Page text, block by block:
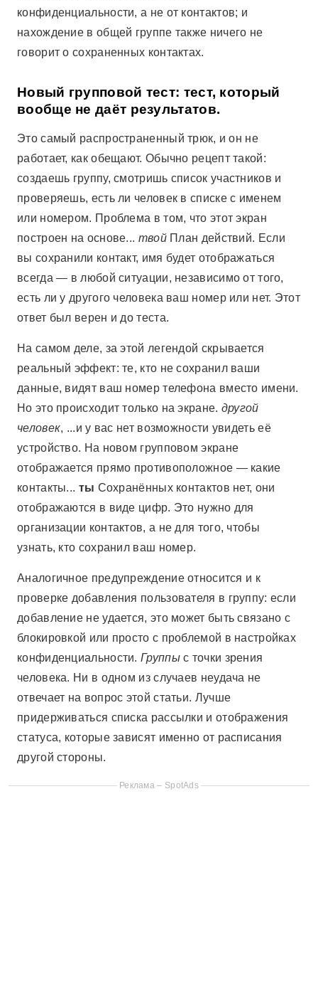
конфиденциальности, а не от контактов; и
нахождение в общей группе также ничего не
говорит о сохраненных контактах.
Новый групповой тест: тест, который
вообще не даёт результатов.
Это самый распространенный трюк, и он не
работает, как обещают. Обычно рецепт такой:
создаешь группу, смотришь список участников и
проверяешь, есть ли человек в списке с именем
или номером. Проблема в том, что этот экран
построен на основе... твойПлан действий. Если
вы сохранили контакт, имя будет отображаться
всегда — в любой ситуации, независимо от того,
есть ли у другого человека ваш номер или нет. Этот
ответ был верен и до теста.
На самом деле, за этой легендой скрывается
реальный эффект: те, кто не сохранил ваши
данные, видят ваш номер телефона вместо имени.
Но это происходит только на экране. другой
человек, ...и у вас нет возможности увидеть её
устройство. На новом групповом экране
отображается прямо противоположное — какие
контакты... ты Сохранённых контактов нет, они
отображаются в виде цифр. Это нужно для
организации контактов, а не для того, чтобы
узнать, кто сохранил ваш номер.
Аналогичное предупреждение относится и к
проверке добавления пользователя в группу: если
добавление не удается, это может быть связано с
блокировкой или просто с проблемой в настройках
конфиденциальности.Группыс точки зрения
человека. Ни в одном из случаев неудача не
отвечает на вопрос этой статьи. Лучше
придерживаться списка рассылки и отображения
статуса, которые зависят именно от расписания
другой стороны.
Реклама – SpotAds